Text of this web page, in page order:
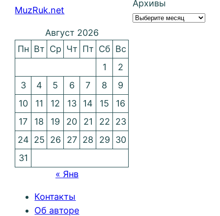
MuzRuk.net
Архивы
Август 2026
Пн Вт Ср Чт Пт Сб Вс
1
2
3
4 5 6 7 8
9
10
11 12 13 14 15
16
17
18 19 20 21 22
23
24 25 26 27 28 29
30
31
« Янв
Контакты
Об авторе